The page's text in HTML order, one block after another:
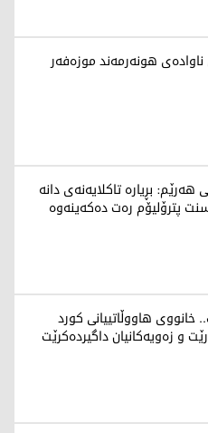
هونەرمەند موزەفەر
بڕیارە تاکلایەنەی دانە
پترۆلیۆم رەت دەکەینەوە
هاووڵاتییانی کورد
و زەویەکانیان داگیردەکرێت